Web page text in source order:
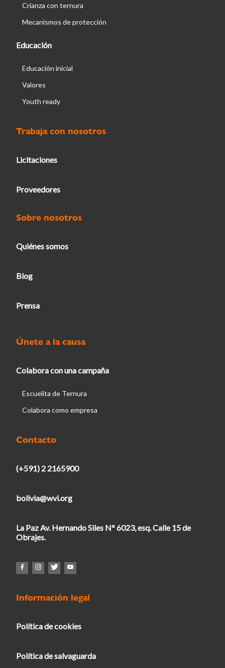
Crianza con ternura
Mecanismos de protección
Educación
Educación inicial
Valores
Youth ready
Trabaja con nosotros
Licitaciones
Proveedores
Sobre nosotros
Quiénes somos
Blog
Prensa
Únete a la causa
Colabora con una campaña
Escuelita de Ternura
Colabora como empresa
Contacto
(+591) 2 2165900
bolivia@wvi.org
La Paz Av. Hernando Siles N° 6023, esq. Calle 15 de
Obrajes.
Información legal
Política de cookies
Política de salvaguarda